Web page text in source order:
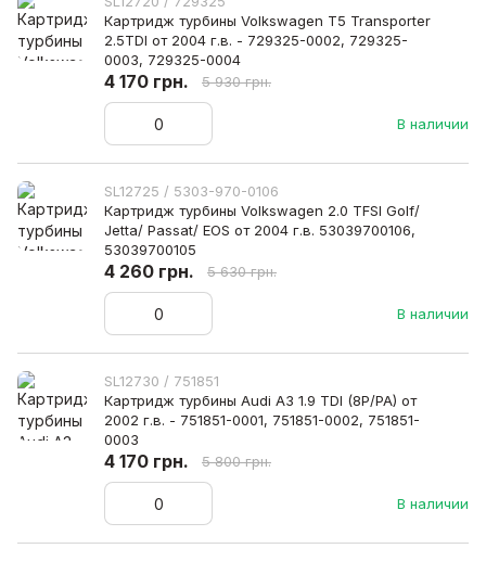
Картридж турбины Volkswagen T5 Transporter
2.5TDI от 2004 г.в. - 729325-0002, 729325-
0003, 729325-0004
В наличии
4 170 грн. 5 930 грн.
SL12725 / 5303-970-0106
Картридж турбины Volkswagen 2.0 TFSI Golf/
Jetta/ Passat/ EOS от 2004 г.в. 53039700106,
53039700105
В наличии
4 260 грн. 5 630 грн.
SL12730 / 751851
Картридж турбины Audi A3 1.9 TDI (8P/PA) от
2002 г.в. - 751851-0001, 751851-0002, 751851-
0003
В наличии
4 170 грн. 5 800 грн.